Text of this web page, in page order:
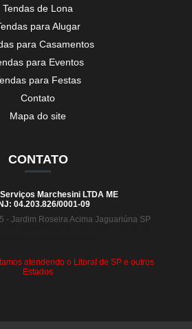
Tendas de Lona
para Alugar
para Casamentos
para Eventos
para Festas
Contato
Mapa do site
CONTATO
Marchesini LTDA ME
04.203.826/0001-09
- Jardim Roseira Acima Jaguariúna SP
atendendo o Litoral de SP e outros
Estados